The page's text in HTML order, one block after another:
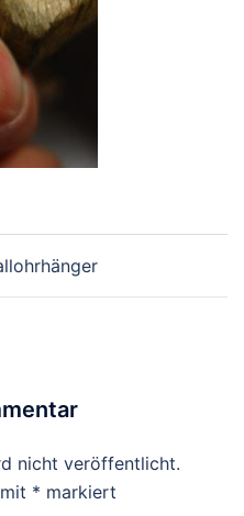
nicht veröffentlicht.
* markiert